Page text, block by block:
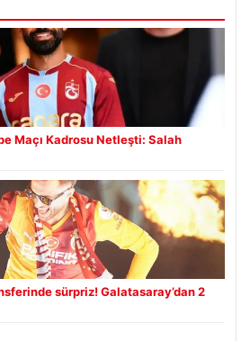
Maçı Kadrosu Netleşti: Salah
sürpriz! Galatasaray’dan 2